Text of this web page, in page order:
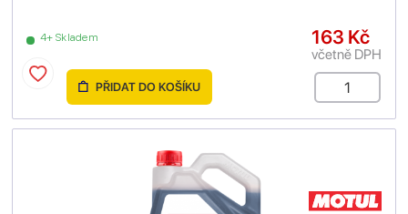
4+ Skladem 163 Kč
včetně DPH
PŘIDAT DO KOŠÍKU